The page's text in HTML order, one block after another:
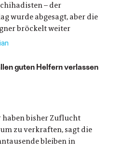
– der
wurde abgesagt, aber die
bröckelt weiter
guten Helfern verlassen
bisher Zuflucht
zu verkraften, sagt die
bleiben in